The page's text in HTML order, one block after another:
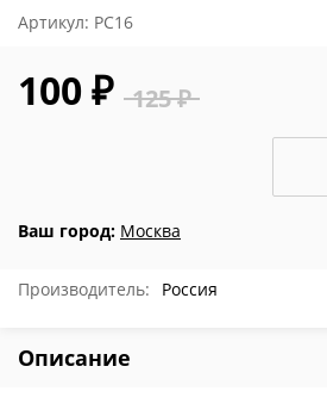
Артикул: РС16
125 ₽
100 ₽
Ваш город: Москва
Производитель: Россия
Описание